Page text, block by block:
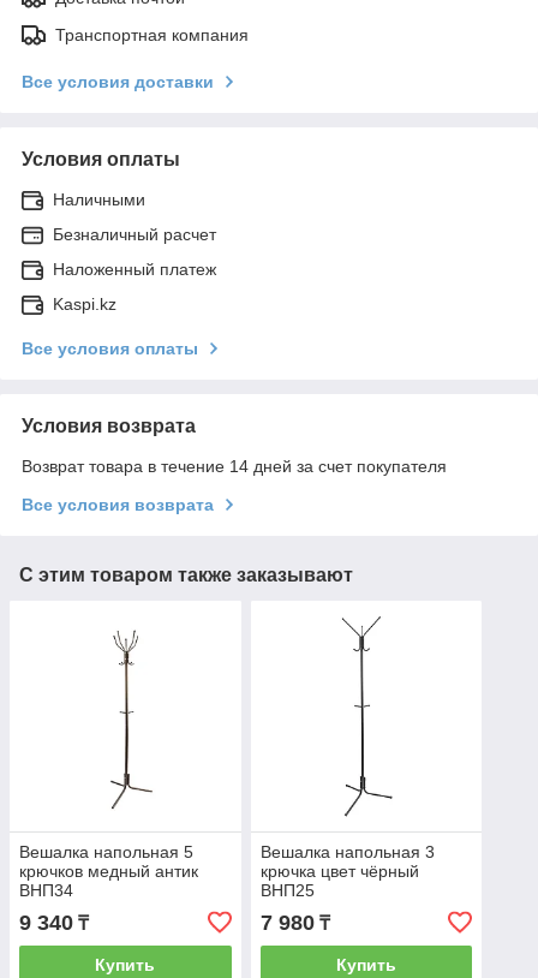
Транспортная компания
Все условия доставки
Условия оплаты
Наличными
Безналичный расчет
Наложенный платеж
Kaspi.kz
Все условия оплаты
Условия возврата
Возврат товара в течение 14 дней за счет покупателя
Все условия возврата
С этим товаром также заказывают
Вешалка напольная 5
крючков медный антик
ВНП34
9 340 ₸
Купить
Вешалка напольная 3
крючка цвет чёрный
ВНП25
7 980₸
Купить